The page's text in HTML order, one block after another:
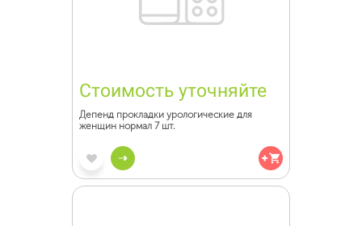
Стоимость уточняйте
Депенд прокладки урологические для
женщин нормал 7 шт.